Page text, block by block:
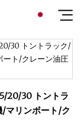
20/30 トントラ
マリンボート/ク